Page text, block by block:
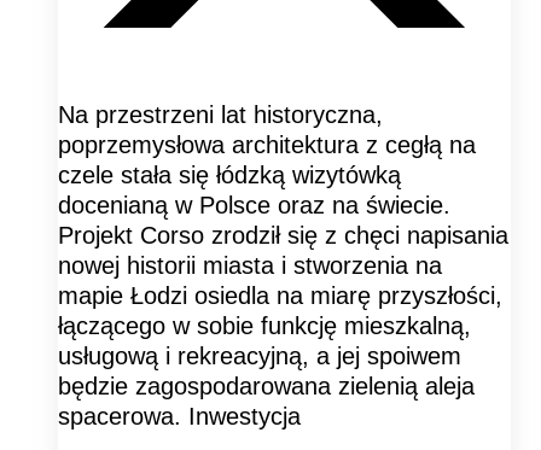
Na przestrzeni lat historyczna,
poprzemysłowa architektura z cegłą na
czele stała się łódzką wizytówką
docenianą w Polsce oraz na świecie.
Projekt Corso zrodził się z chęci napisania
nowej historii miasta i stworzenia na
mapie Łodzi osiedla na miarę przyszłości,
łączącego w sobie funkcję mieszkalną,
usługową i rekreacyjną, a jej spoiwem
będzie zagospodarowana zielenią aleja
spacerowa. Inwestycja